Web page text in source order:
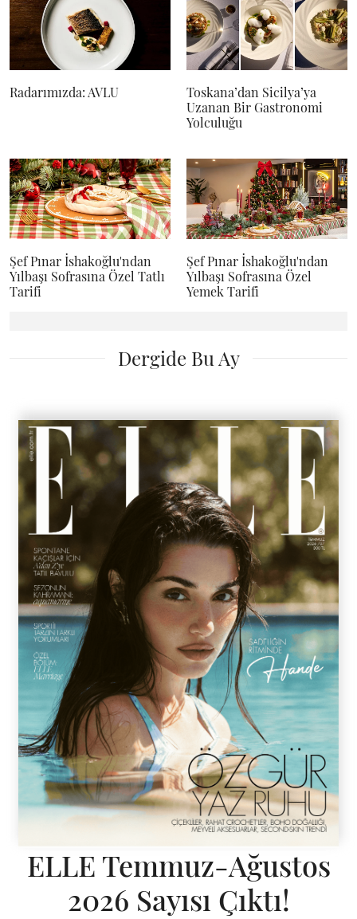
Radarımızda: AVLU
Toskana’dan Sicilya’ya
Uzanan Bir Gastronomi
Yolculuğu
Şef Pınar İshakoğlu'ndan
Yılbaşı Sofrasına Özel Tatlı
Tarifi
Şef Pınar İshakoğlu'ndan
Yılbaşı Sofrasına Özel
Yemek Tarifi
Dergide Bu Ay
ELLE Temmuz-Ağustos
2026 Sayısı Çıktı!